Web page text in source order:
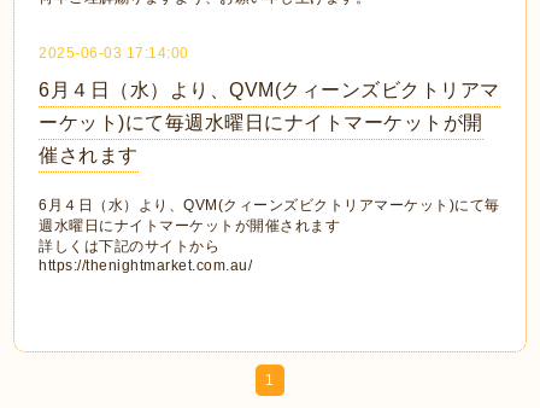
2025-06-03 17:14:00
6月４日（水）より、QVM(クィーンズビクトリアマ
ーケット)にて毎週水曜日にナイトマーケットが開
催されます
6月４日（水）より、QVM(クィーンズビクトリアマーケット)にて毎
週水曜日にナイトマーケットが開催されます
詳しくは下記のサイトから
https://thenightmarket.com.au/
1